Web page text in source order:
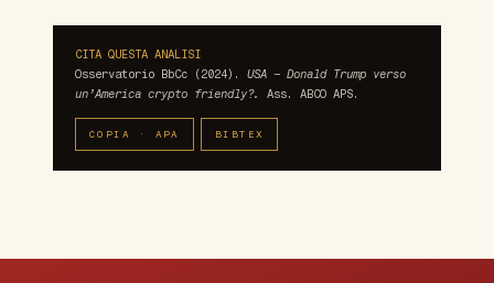
CITA QUESTA ANALISI
Osservatorio BbCc (2024). USA – Donald Trump verso
un’America crypto friendly?.
Ass. ABCO APS.
COPIA · APA BIBTEX